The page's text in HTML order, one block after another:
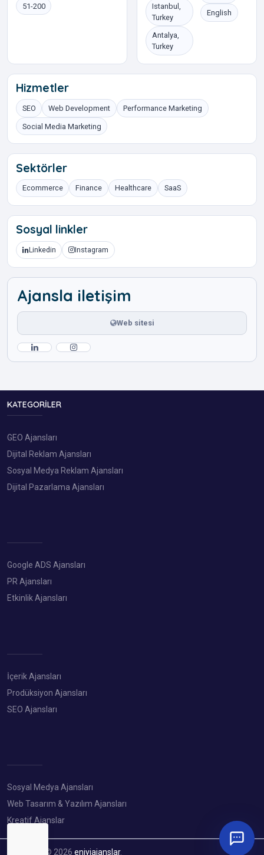
51-200
Istanbul,
Turkey
Antalya,
Turkey
English
Hizmetler
SEO Web Development Performance Marketing
Social Media Marketing
Sektörler
Ecommerce Finance Healthcare SaaS
Sosyal linkler
Linkedin Instagram
Ajansla iletişim
Web sitesi
KATEGORILER
GEO Ajansları
Dijital Reklam Ajansları
Sosyal Medya Reklam Ajansları
Dijital Pazarlama Ajansları
Google ADS Ajansları
PR Ajansları
Etkinlik Ajansları
İçerik Ajansları
Prodüksiyon Ajansları
SEO Ajansları
Sosyal Medya Ajansları
Web Tasarım & Yazılım Ajansları
Kreatif Ajanslar
Copyright © 2026 eniyiajanslar.